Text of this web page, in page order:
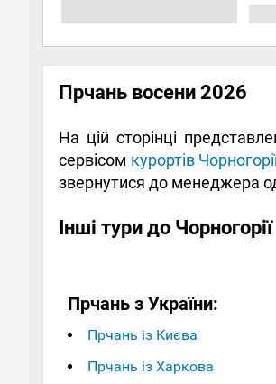
Прчань восени 2026
На цій сторінці
сервісом курортів
звернутися до менеджера
Інші тури до Чорногорії
Прчань з України:
Прчань із Києва
Прчань із Харкова